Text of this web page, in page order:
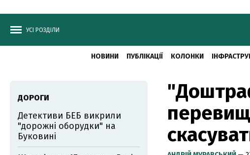
УСІ РОЗДІЛИ
НОВИНИ ПУБЛІКАЦІЇ КОЛОНКИ
ДОРОГИ
Детективи БЕБ викрили
"дорожні оборудки" на
Буковині